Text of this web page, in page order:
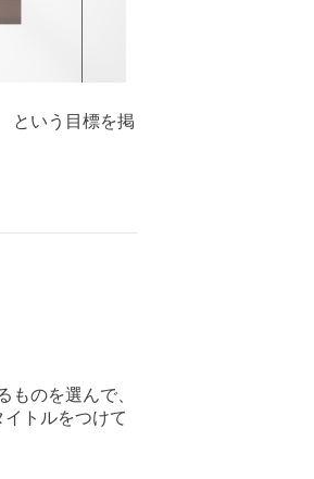
という目標を掲
のを選んで、
トルをつけて